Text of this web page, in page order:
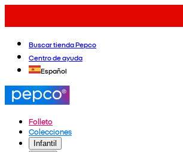
Buscar tienda Pepco
Centro de ayuda
Español
Folleto
Colecciones
Infantil